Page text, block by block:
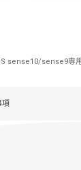
sense10/sense9専
項